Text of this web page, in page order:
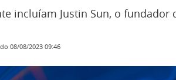
incluíam Justin Sun, o fundador
08/08/2023 09:46